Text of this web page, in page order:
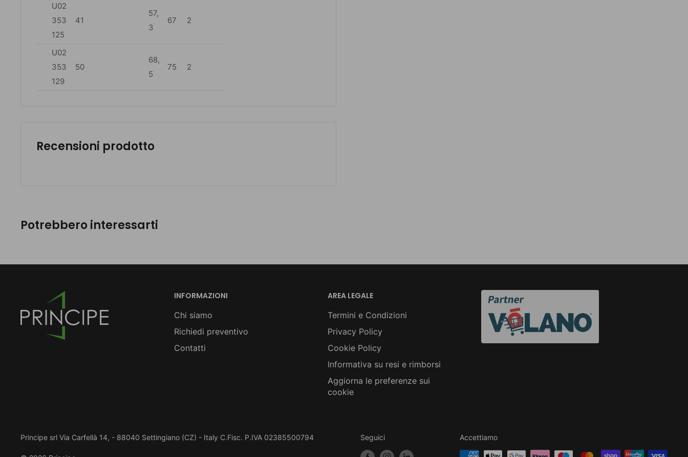
U02
353
125
41
57,
3
67 2
U02
353
129
50
68,
5
75 2
Recensioni prodotto
Potrebbero interessarti
INFORMAZIONI
Chi siamo
Richiedi preventivo
Contatti
AREA LEGALE
Termini e Condizioni
Privacy Policy
Cookie Policy
Informativa su resi e rimborsi
Aggiorna le preferenze sui
cookie
Principe srl Via Carfellà 14, - 88040 Settingiano (CZ) - Italy C.Fisc. P.IVA 02385500794 Seguici Accettiamo